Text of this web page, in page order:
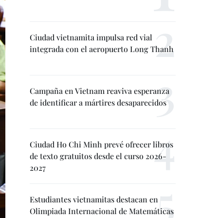
Ciudad vietnamita impulsa red vial
integrada con el aeropuerto Long Thanh
Campaña en Vietnam reaviva esperanza
de identificar a mártires desaparecidos
Ciudad Ho Chi Minh prevé ofrecer libros
de texto gratuitos desde el curso 2026-
2027
Estudiantes vietnamitas destacan en
Olimpiada Internacional de Matemáticas